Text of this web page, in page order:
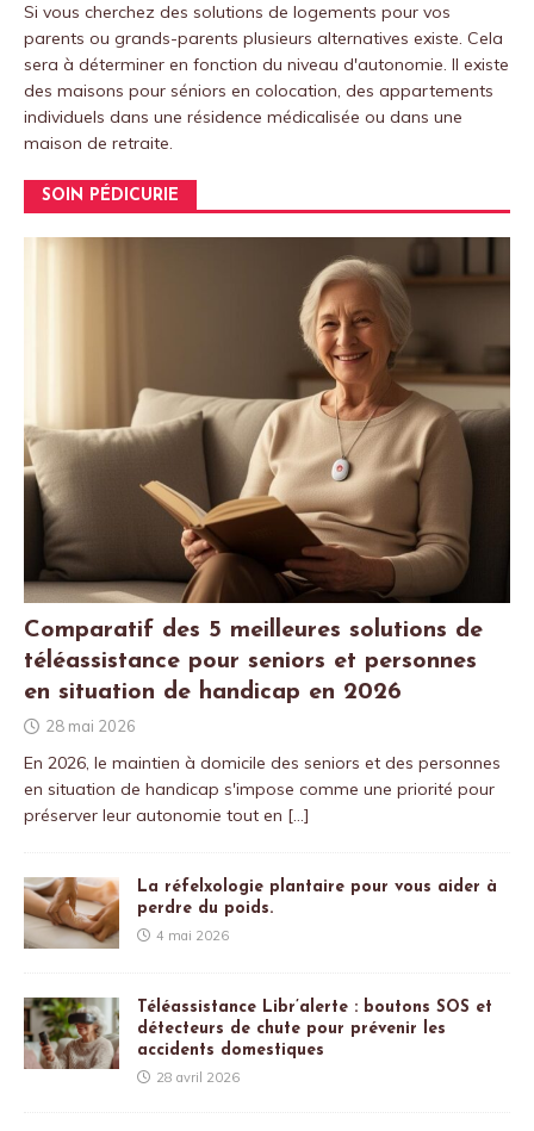
Si vous cherchez des solutions de logements pour vos
parents ou grands-parents plusieurs alternatives existe. Cela
sera à déterminer en fonction du niveau d'autonomie. Il existe
des maisons pour séniors en colocation, des appartements
individuels dans une résidence médicalisée ou dans une
maison de retraite.
SOIN PÉDICURIE
Comparatif des 5 meilleures solutions de
téléassistance pour seniors et personnes
en situation de handicap en 2026
28 mai 2026
En 2026, le maintien à domicile des seniors et des personnes
en situation de handicap s'impose comme une priorité pour
préserver leur autonomie tout en […]
La réfelxologie plantaire pour vous aider à
perdre du poids.
4 mai 2026
Téléassistance Libr’alerte : boutons SOS et
détecteurs de chute pour prévenir les
accidents domestiques
28 avril 2026